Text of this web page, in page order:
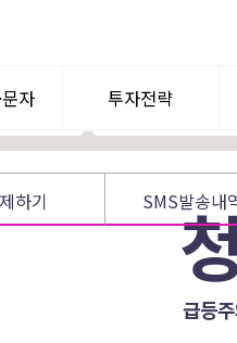
자
험
투자전략
급등
하기 SMS발송내